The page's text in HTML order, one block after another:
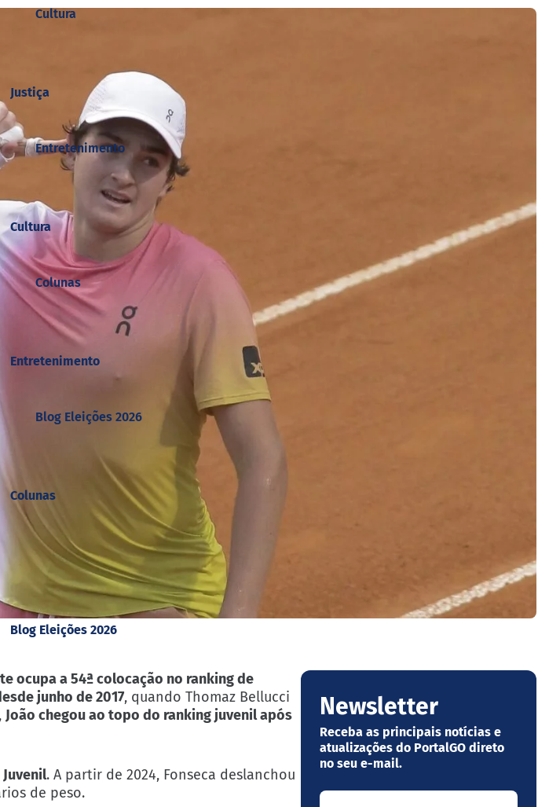
Cultura
Entretenimento
Colunas
Blog Eleições 2026
Justiça
Cultura
Entretenimento
Colunas
Blog Eleições 2026
ocupa a 54ª colocação no ranking de
junho de 2017, quando Thomaz Bellucci
João chegou ao topo do ranking juvenilapós
. A partir de 2024, Fonseca deslanchou
de peso.
Newsletter
Receba as principais notícias e
atualizações do PortalGO direto
no seu e-mail.
Seu nome